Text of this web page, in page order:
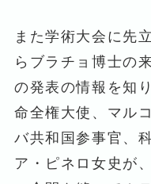
また学術大会に先
らブラチョ博士の
の発表の情報を知
命全権大使、マル
バ共和国参事官、
ア・ピネロ女史が